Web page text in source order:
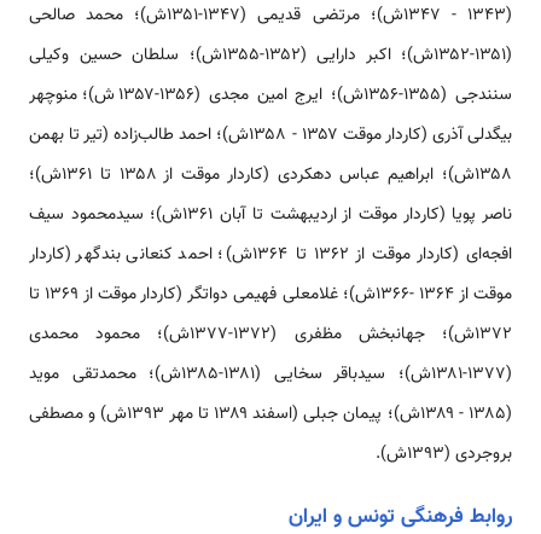
(۱۳۴۳ - ۱۳۴۷ش)؛ مرتضی قدیمی (۱۳۴۷-۱۳۵۱ش)؛ محمد صالحی
(۱۳۵۱-۱۳۵۲ش)؛ اکبر دارایی (۱۳۵۲-۱۳۵۵ش)؛ سلطان حسین وکیلی
سنندجی (۱۳۵۵-۱۳۵۶ش)؛ ایرج امین مجدی (۱۳۵۶-۱۳۵۷ش)؛ منوچهر
بیگدلی آذری (کاردار موقت ۱۳۵۷ - ۱۳۵۸ش)؛ احمد طالب‌زاده (تیر تا بهمن
۱۳۵۸ش)؛ ابراهیم عباس دهکردی (کاردار موقت از ۱۳۵۸ تا ۱۳۶۱ش)؛
ناصر پویا (کاردار موقت از اردیبهشت تا آبان ۱۳۶۱ش)؛ سیدمحمود سیف
افجه‌ای (کاردار موقت از ۱۳۶۲ تا ۱۳۶۴ش)؛ احمد کنعانی بندگهر (کاردار
موقت از ۱۳۶۴ -۱۳۶۶ش)؛ غلامعلی فهیمی دواتگر (کاردار موقت از ۱۳۶۹ تا
۱۳۷۲ش)؛ جهانبخش مظفری (۱۳۷۲-۱۳۷۷ش)؛ محمود محمدی
(۱۳۷۷-۱۳۸۱ش)؛ سیدباقر سخایی (۱۳۸۱-۱۳۸۵ش)؛ محمدتقی موید
(۱۳۸۵ - ۱۳۸۹ش)؛ پیمان جبلی (اسفند ۱۳۸۹ تا مهر ۱۳۹۳ش) و مصطفی
بروجردی (۱۳۹۳ش).
روابط فرهنگی تونس و ایران